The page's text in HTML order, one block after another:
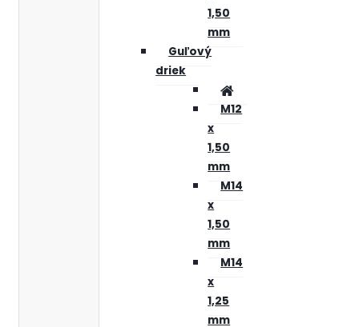
1,50
mm
Guľový
driek
M12
x
1,50
mm
M14
x
1,50
mm
M14
x
1,25
mm